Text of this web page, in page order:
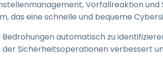
Vorfallreaktion
das eine schnelle und bequeme
automatisch zu
Sicherheitsoperationen verbessert